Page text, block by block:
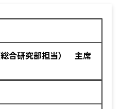
合研究部担当） 主席